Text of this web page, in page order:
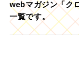
webマガジン「ク
一覧です。